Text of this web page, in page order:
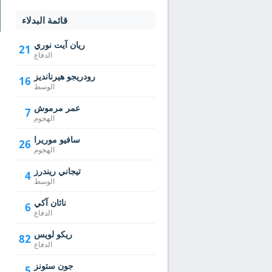
قائمة البدلاء
21 ريان آيت نوري
الدفاع
16 رودريجو هيرنانديز
الوسط
7 عمر مرموش
الهجوم
26 سافيو موريرا
الهجوم
4 تيجاني ريندرز
الوسط
6 ناثان آكي
الدفاع
82 ريكو لويس
الدفاع
جون ستونز